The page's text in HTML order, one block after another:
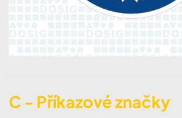
C - Příkazové značky